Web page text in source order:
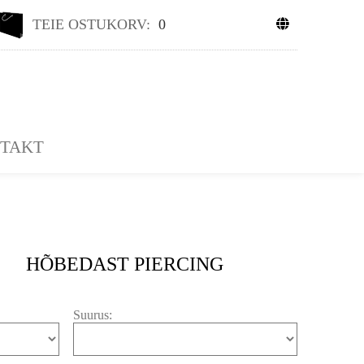
TEIE OSTUKORV: 0
HÕBEDAST PIERCING
Suurus: